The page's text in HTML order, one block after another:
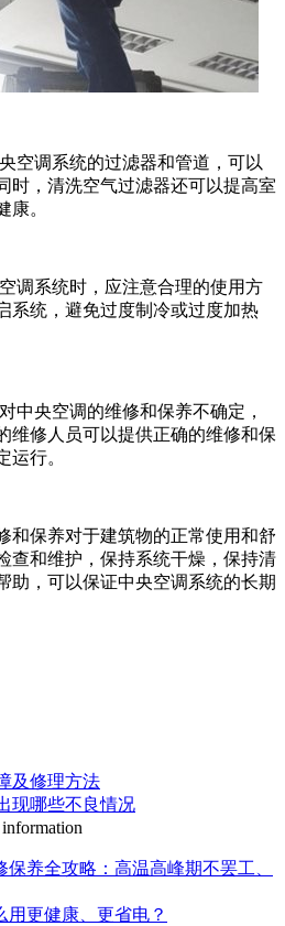
调系统的过滤器和管道，可以
时，清洗空气过滤器还可以提高室
康。
系统时，应注意合理的使用方
系统，避免过度制冷或过度加热
央空调的维修和保养不确定，
维修人员可以提供正确的维修和保
运行。
保养对于建筑物的正常使用和舒
查和维护，保持系统干燥，保持清
助，可以保证中央空调系统的长期
及修理方法
现哪些不良情况
保养全攻略：高温高峰期不罢工、
用更健康、更省电？